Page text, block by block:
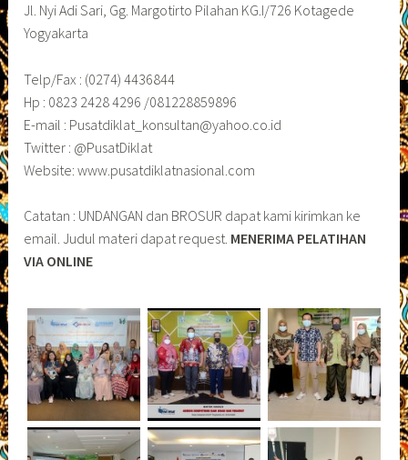
Jl. Nyi Adi Sari, Gg. Margotirto Pilahan KG.I/726 Kotagede
Yogyakarta
Telp/Fax : (0274) 4436844
Hp : 0823 2428 4296 /081228859896
E-mail : Pusatdiklat_konsultan@yahoo.co.id
Twitter : @PusatDiklat
Website: www.pusatdiklatnasional.com
Catatan : UNDANGAN dan BROSUR dapat kami kirimkan ke
email. Judul materi dapat request. MENERIMA PELATIHAN
VIA ONLINE